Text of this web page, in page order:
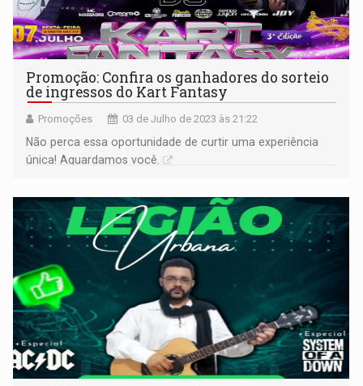
Promoção: Confira os ganhadores do sorteio
de ingressos do Kart Fantasy
Promoções 03 de Julho de 2023 às 21:22
Não perca essa oportunidade de curtir uma experiência
única! Aguardamos você.